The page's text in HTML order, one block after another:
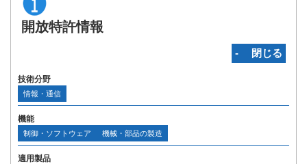
開放特許情報
‐ 閉じる
技術分野
情報・通信
機能
制御・ソフトウェア 機械・部品の製造
適用製品